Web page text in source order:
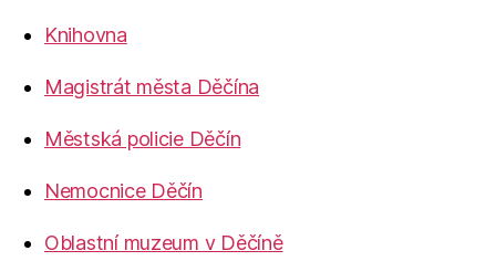
Knihovna
Magistrát města Děčína
Městská policie Děčín
Nemocnice Děčín
Oblastní muzeum v Děčíně